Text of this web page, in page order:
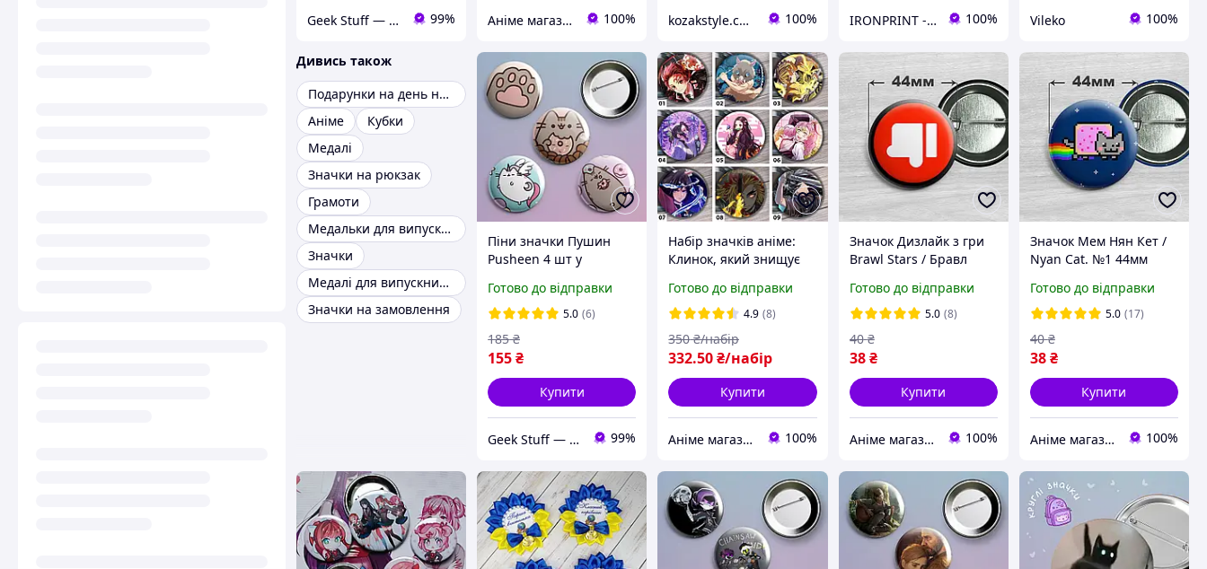
Geek Stuff — крамничка аніме, гік, Kpop товарів. Сувеніри з власним принтом та поліграфія. 99% Аніме магазин Anikoneko 100% kozakstyle.com. Український народний одяг. Патріотичний одяг. Українські аксесуари. Сувеніри. 100% IRONPRINT - друк на металі та нагородна атрибутика 100% Vileko 100%
Дивись також
Подарунки на день народження
Аніме
Кубки
Медалі
Значки на рюкзак
Грамоти
Медальки для випускників дитячого садка
Значки
Медалі для випускників
Значки на замовлення
Піни значки Пушин
Pusheen 4 шт у
Готово до відправки
5.0 (6)
155₴
185 ₴
Купити
Geek Stuff — крамничка аніме, гік, Kpop товарів. Сувеніри з власним принтом та поліграфія. 99%
Набір значків аніме:
Клинок, який знищує
Kimetsu No Yaiba |№2
Готово до відправки
4.9 (8)
332.50₴/набір
350 ₴/набір
Купити
Аніме магазин Anikoneko 100%
Значок Дизлайк з гри
Brawl Stars / Бравл
Готово до відправки
5.0 (8)
38 ₴
40 ₴
Купити
Аніме магазин Anikoneko 100%
Значок Мем Нян Кет /
Nyan Cat. №1 44мм
Готово до відправки
5.0 (17)
38₴
40 ₴
Купити
Аніме магазин Anikoneko 100%